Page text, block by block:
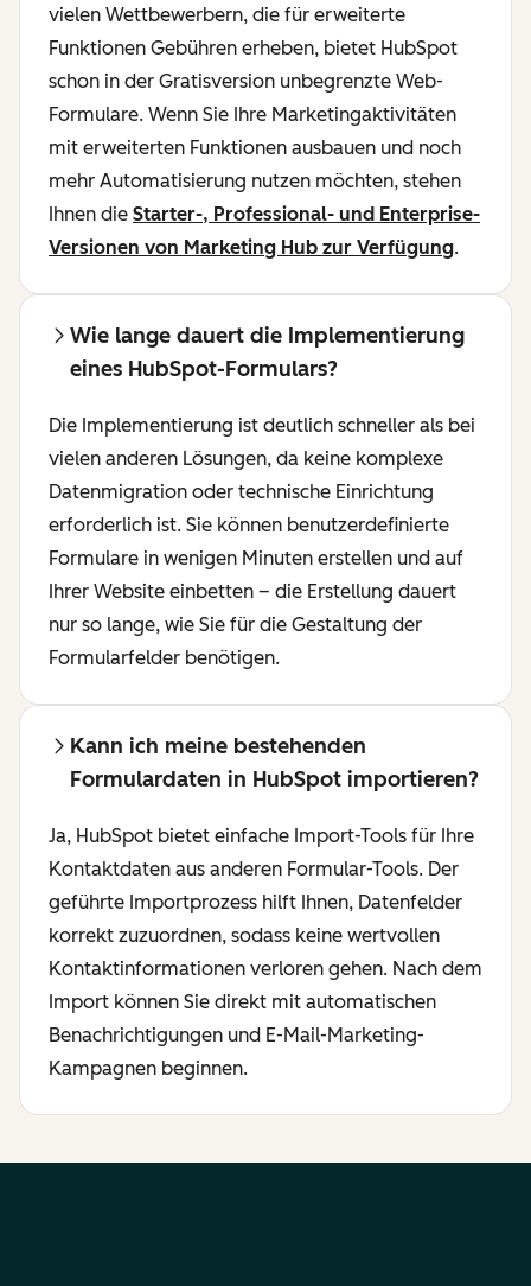
vielen Wettbewerbern, die für erweiterte
Funktionen Gebühren erheben, bietet HubSpot
schon in der Gratisversion unbegrenzte Web-
Formulare. Wenn Sie Ihre Marketingaktivitäten
mit erweiterten Funktionen ausbauen und noch
mehr Automatisierung nutzen möchten, stehen
Ihnen die Starter-, Professional- und Enterprise-
Versionen von Marketing Hub zur Verfügung.
Wie lange dauert die Implementierung
eines HubSpot-Formulars?
Die Implementierung ist deutlich schneller als bei
vielen anderen Lösungen, da keine komplexe
Datenmigration oder technische Einrichtung
erforderlich ist. Sie können benutzerdefinierte
Formulare in wenigen Minuten erstellen und auf
Ihrer Website einbetten – die Erstellung dauert
nur so lange, wie Sie für die Gestaltung der
Formularfelder benötigen.
Kann ich meine bestehenden
Formulardaten in HubSpot importieren?
Ja, HubSpot bietet einfache Import-Tools für Ihre
Kontaktdaten aus anderen Formular-Tools. Der
geführte Importprozess hilft Ihnen, Datenfelder
korrekt zuzuordnen, sodass keine wertvollen
Kontaktinformationen verloren gehen. Nach dem
Import können Sie direkt mit automatischen
Benachrichtigungen und E-Mail-Marketing-
Kampagnen beginnen.